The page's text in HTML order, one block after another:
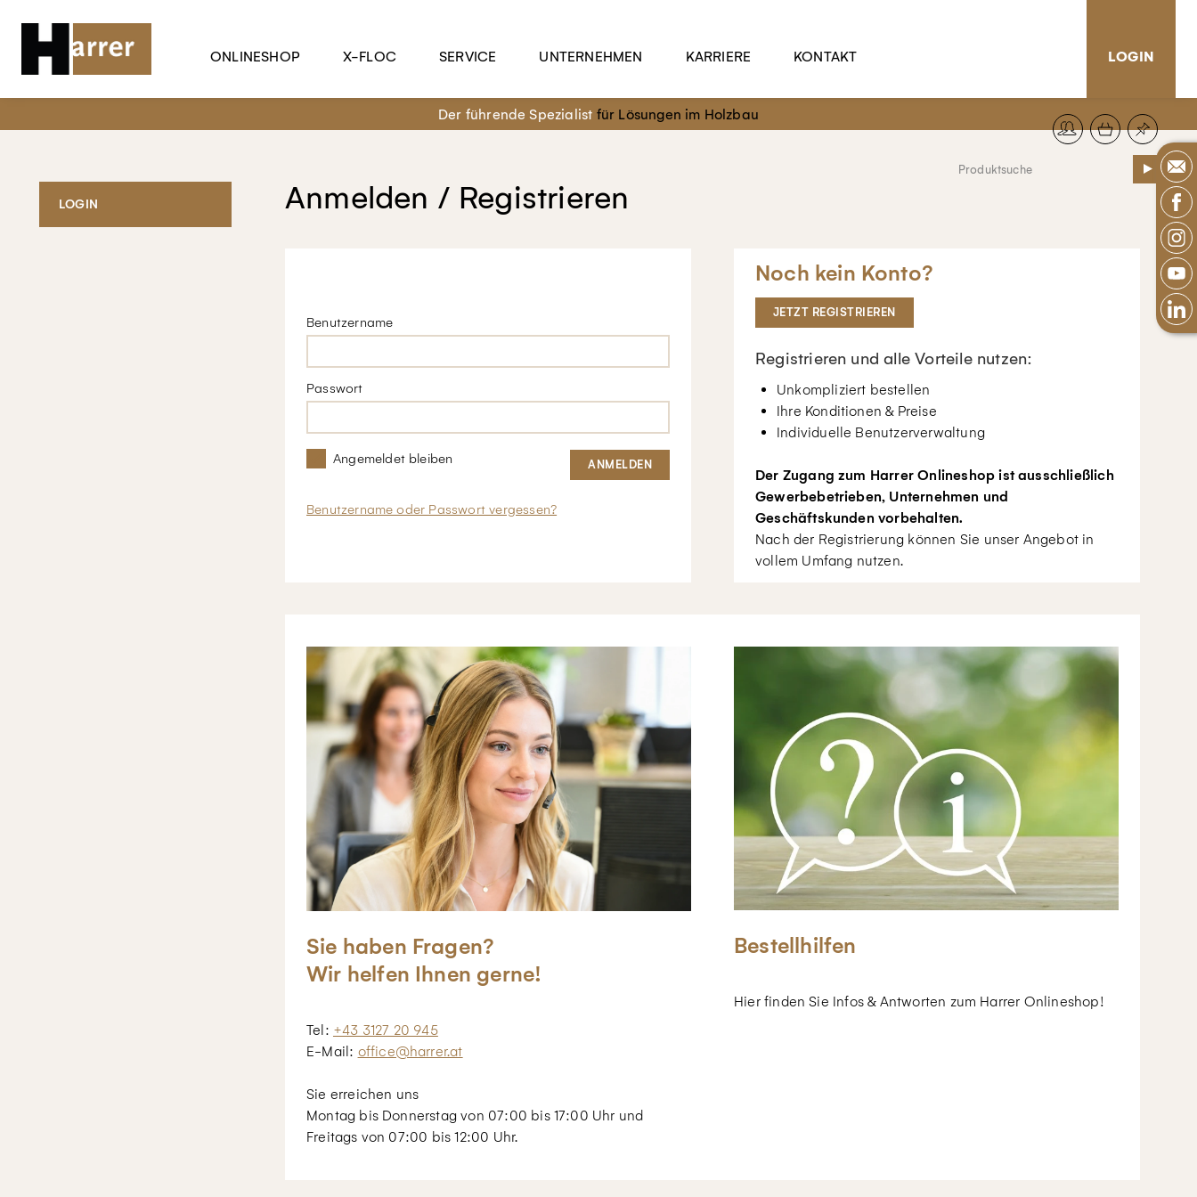
ONLINESHOP X-FLOC SERVICE UNTERNEHMEN KARRIERE KONTAKT LOGIN
Der führende Spezialist für Lösungen im Holzbau
LOGIN Anmelden / Registrieren
Benutzername
Passwort
Angemeldet bleiben
Benutzername oder Passwort vergessen?
Noch kein Konto?
JETZT REGISTRIEREN
Registrieren und alle Vorteile nutzen:
Unkompliziert bestellen
Ihre Konditionen & Preise
Individuelle Benutzerverwaltung
Der Zugang zum Harrer Onlineshop ist ausschließlich
Gewerbebetrieben, Unternehmen und
Geschäftskunden vorbehalten.
Nach der Registrierung können Sie unser Angebot in
vollem Umfang nutzen.
Sie haben Fragen?
Wir helfen Ihnen gerne!
Tel: +43 3127 20 945
E-Mail: office@harrer.at
Sie erreichen uns
Montag bis Donnerstag von 07:00 bis 17:00 Uhr und
Freitags von 07:00 bis 12:00 Uhr.
Bestellhilfen
Hier finden Sie Infos & Antworten zum Harrer Onlineshop!